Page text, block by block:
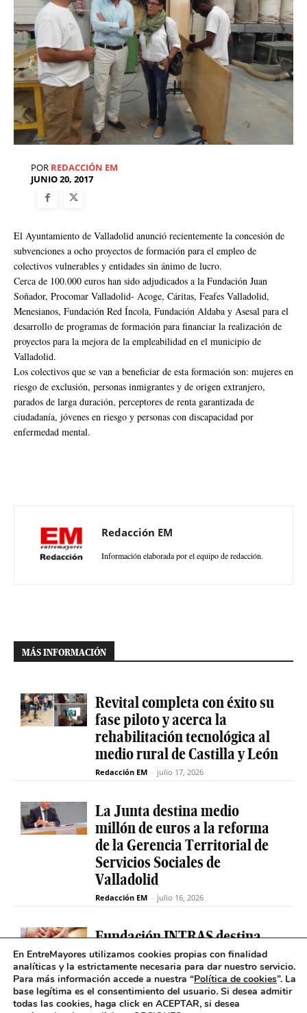
POR REDACCIÓN EM
JUNIO 20, 2017
El Ayuntamiento de Valladolid anunció recientemente la concesión de
subvenciones a ocho proyectos de formación para el empleo de
colectivos vulnerables y entidades sin ánimo de lucro.
Cerca de 100.000 euros han sido adjudicados a la Fundación Juan
Soñador, Procomar Valladolid- Acoge, Cáritas, Feafes Valladolid,
Menesianos, Fundación Red Íncola, Fundación Aldaba y Asesal para el
desarrollo de programas de formación para financiar la realización de
proyectos para la mejora de la empleabilidad en el municipio de
Valladolid.
Los colectivos que se van a beneficiar de esta formación son: mujeres en
riesgo de exclusión, personas inmigrantes y de origen extranjero,
parados de larga duración, perceptores de renta garantizada de
ciudadanía, jóvenes en riesgo y personas con discapacidad por
enfermedad mental.
Redacción EM
Información elaborada por el equipo de redacción.
MÁS INFORMACIÓN
Revital completa con éxito su
fase piloto y acerca la
rehabilitación tecnológica al
medio rural de Castilla y León
Redacción EM - julio 17, 2026
La Junta destina medio
millón de euros a la reforma
de la Gerencia Territorial de
Servicios Sociales de
Valladolid
Redacción EM - julio 16, 2026
Fundación INTRAS destina
6.000 euros a proyectos
sociales que impulsen la
salud mental en Castilla y
León
En EntreMayores utilizamos cookies propias con finalidad
analíticas y la estrictamente necesaria para dar nuestro servicio.
Para más información accede a nuestra “Política de cookies”. La
base legítima es el consentimiento del usuario. Si desea admitir
todas las cookies, haga click en ACEPTAR, si desea